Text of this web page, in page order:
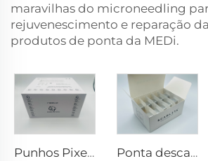
maravilhas do microneedling
rejuvenescimento e reparação
produtos de ponta da MEDi.
Punhos Pixel8 RF Rohrer Estético 25 49 64 Ponta descartável Scarlet S de microneedling rf eletrodos bipolares 25 pinos